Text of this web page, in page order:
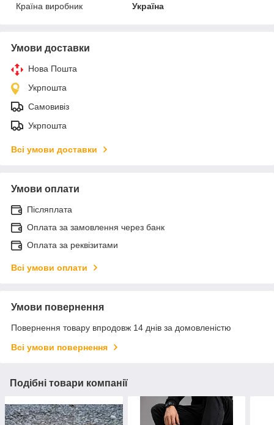
Країна виробник
Україна
Умови доставки
Нова Пошта
Укрпошта
Самовивіз
Укрпошта
Всі умови доставки
Умови оплати
Післяплата
Оплата за замовлення через банк
Оплата за реквізитами
Всі умови оплати
Умови повернення
Повернення товару впродовж 14 днів за домовленістю
Всі умови повернення
Подібні товари компанії